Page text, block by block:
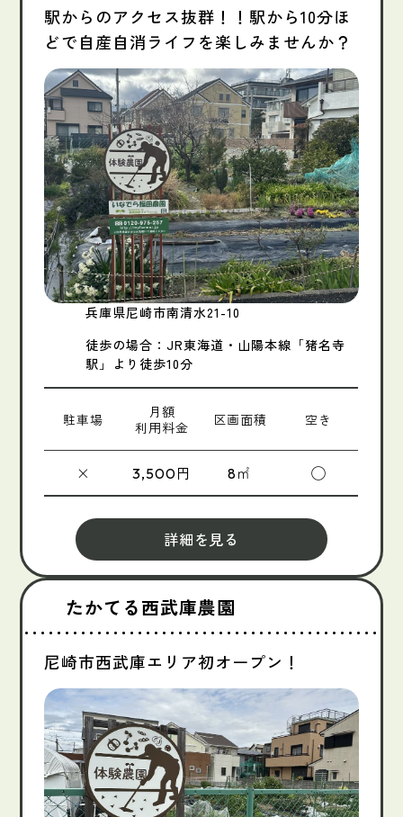
駅からのアクセス抜群！！駅から10分ほ
どで自産自消ライフを楽しみませんか？
兵庫県尼崎市南清水21-10
徒歩の場合：JR東海道・山陽本線「猪名寺
駅」より徒歩10分
駐車場
月額
利用料金
区画面積 空き
× 3,500円 8㎡ ◯
詳細を見る
たかてる西武庫農園
尼崎市西武庫エリア初オープン！